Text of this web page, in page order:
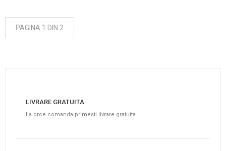
PAGINA 1 DIN 2
LIVRARE GRATUITA
La orce comanda primesti livrare gratuita